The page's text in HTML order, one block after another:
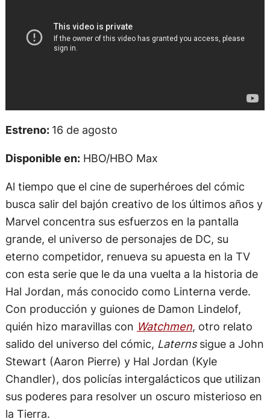
Estreno: 16 de agosto
Disponible en:HBO/HBO Max
Al tiempo que el cine de superhéroes del cómic
busca salir del bajón creativo de los últimos años y
Marvel concentra sus esfuerzos en la pantalla
grande, el universo de personajes de DC, su
eterno competidor, renueva su apuesta en la TV
con esta serie que le da una vuelta a la historia de
Hal Jordan, más conocido como Linterna verde.
Con producción y guiones de Damon Lindelof,
quién hizo maravillas con Watchmen, otro relato
salido del universo del cómic, Laternssigue a John
Stewart (Aaron Pierre) y Hal Jordan (Kyle
Chandler), dos policías intergalácticos que utilizan
sus poderes para resolver un oscuro misterioso en
la Tierra.